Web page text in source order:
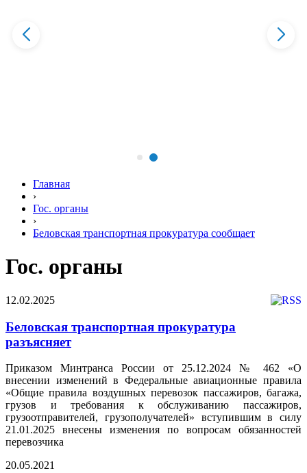
Главная
›
Гос. органы
›
Беловская транспортная прокуратура сообщает
Гос. органы
12.02.2025
Беловская транспортная прокуратура
разъясняет
Приказом Минтранса России от 25.12.2024 № 462 «О
внесении изменений в Федеральные авиационные правила
«Общие правила воздушных перевозок пассажиров, багажа,
грузов и требования к обслуживанию пассажиров,
грузоотправителей, грузополучателей» вступившим в силу
21.01.2025 внесены изменения по вопросам обязанностей
перевозчика
20.05.2021